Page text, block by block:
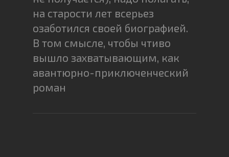
на старости лет всерьез
озаботился своей биографией.
В том смысле, чтобы чтиво
вышло захватывающим, как
авантюрно-приключенческий
роман